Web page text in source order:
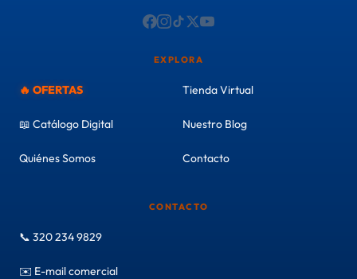
EXPLORA
🔥 OFERTAS Tienda Virtual
📖 Catálogo Digital Nuestro Blog
Quiénes Somos Contacto
CONTACTO
📞 320 234 9829
✉️ E-mail comercial